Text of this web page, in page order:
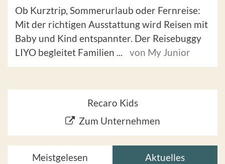
Ob Kurztrip, Sommerurlaub oder Fernreise:
Mit der richtigen Ausstattung wird Reisen mit
Baby und Kind entspannter. Der Reisebuggy
LIYO begleitet Familien ...
von My Junior
Recaro Kids
Zum Unternehmen
Meistgelesen Aktuelles